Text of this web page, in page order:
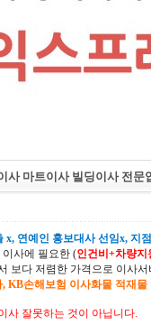
사 마트이사 빌딩이사 전문
x, 연예인 홍보대사 선임x, 지
사에 필요한 (인건비+차량
보다 저렴한 가격으로 이사
KB손해보험 이사화물 적재물
사 잘못하는 것이 아닙니다.